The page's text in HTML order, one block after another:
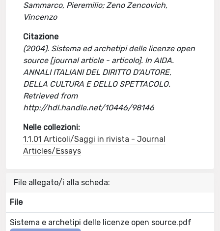
Sammarco, Pieremilio; Zeno Zencovich,
Vincenzo
Citazione
(2004). Sistema ed archetipi delle licenze open
source [journal article - articolo]. In AIDA.
ANNALI ITALIANI DEL DIRITTO D'AUTORE,
DELLA CULTURA E DELLO SPETTACOLO.
Retrieved from
http://hdl.handle.net/10446/98146
Nelle collezioni:
1.1.01 Articoli/Saggi in rivista - Journal
Articles/Essays
File allegato/i alla scheda:
File
Sistema e archetipi delle licenze open source.pdf